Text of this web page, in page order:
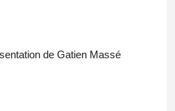
de Gatien Massé